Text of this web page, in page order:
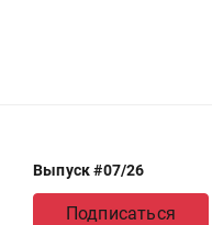
Выпуск #07/26
Подписаться